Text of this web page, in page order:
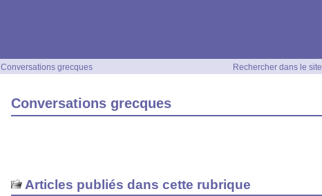
Rechercher dans le site
Conversations grecques
Conversations grecques
Articles publiés dans cette rubrique